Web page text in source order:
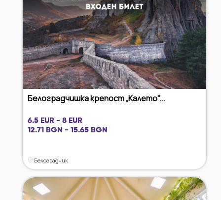
Белоградчишка крепост „Калето"...
6.5 EUR - 8 EUR
12.71 BGN - 15.65 BGN
Белоградчик